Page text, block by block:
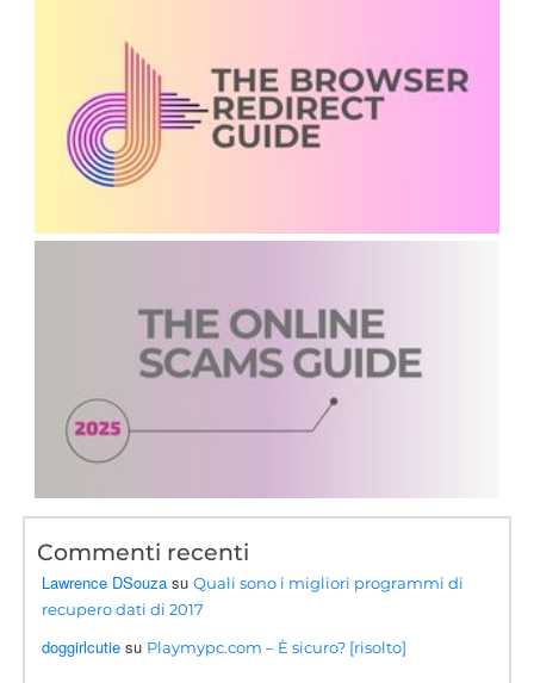
Commenti recenti
Lawrence DSouza suQuali sono i migliori programmi di
recupero dati di 2017
doggirlcutie su Playmypc.com – È sicuro? [risolto]